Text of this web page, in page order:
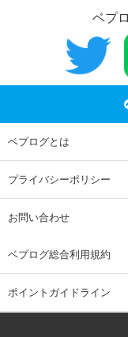
ベプ
ベプログとは
プライバシーポリシー
お問い合わせ
ベプログ総合利用規約
ポイントガイドライン